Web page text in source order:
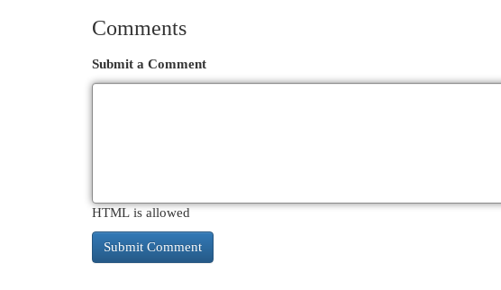
Comments
Submit a Comment
HTML is allowed